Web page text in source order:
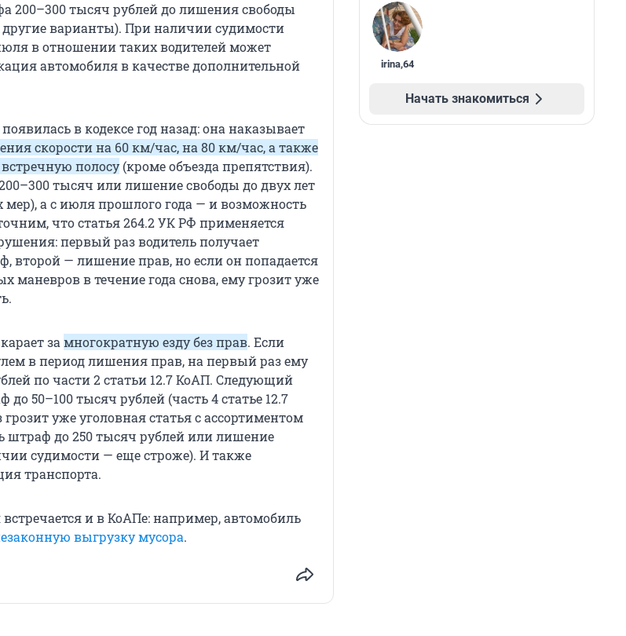
200–300 тысяч рублей до лишения свободы
другие варианты). При наличии судимости
в отношении таких водителей может
автомобиля в качестве дополнительной
появилась в кодексе год назад: она наказывает
скорости на 60 км/час, на 80 км/час, а также
полосу(кроме объезда препятствия).
тысяч или лишение свободы до двух лет
а с июля прошлого года — и возможность
что статья 264.2 УК РФ применяется
первый раз водитель получает
второй — лишение прав, но если он попадается
маневров в течение года снова, ему грозит уже
карает за многократную езду без прав. Если
в период лишения прав, на первый раз ему
по части 2 статьи 12.7 КоАП. Следующий
50–100 тысяч рублей (часть 4 статье 12.7
уже уголовная статья с ассортиментом
штраф до 250 тысяч рублей или лишение
судимости — еще строже). И также
транспорта.
и в КоАПе: например, автомобиль
выгрузку мусора.
irina,64
Начать знакомиться